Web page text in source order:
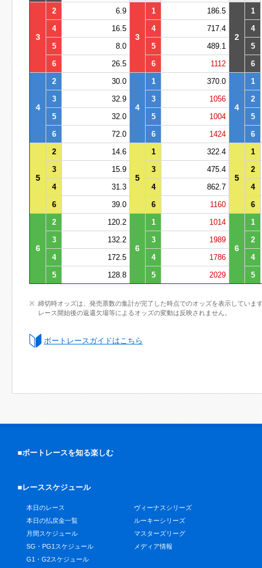
3
2 6.9
3
1 186.5
2
1
4
16.5 4 717.4
4
5
8.0 5 489.1
5
6
26.5 6 1112 6
4
2 30.0
4
1 370.0
4
1
3
32.9 3 1056
2
5
32.0 5 1004
5
6
72.0 6 1424 6
5
2 14.6
5
1 322.4
5
1
3
15.9 3 475.4
2
4
31.3 4 862.7
4
6
39.0 6 1160 6
6
2 120.2
6
1 1014
6
1
3
132.2 3 1989
2
4
172.5 4 1786
4
5
128.8 5 2029 5
締切時オッズは、発売票数の集計が完了した時点でのオッズを表示していま
レース開始後の返還欠場等によるオッズの変動は反映されません。
ボートレースガイドはこちら
■ボートレースを知る楽しむ
■レーススケジュール
本日のレース
本日の払戻金一覧
月間スケジュール
SG・PG1スケジュール
G1・G2スケジュール
ヴィーナスシリーズ
ルーキーシリーズ
マスターズリーグ
メディア情報